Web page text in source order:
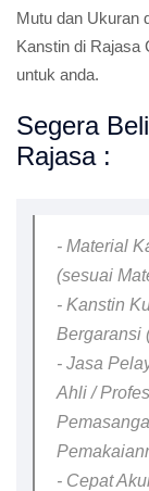
Mutu dan Ukuran
Kanstin di Rajasa
untuk anda.
Segera
Rajasa :
- Material
(sesuai
- Kanstin
Bergaransi
- Jasa
Ahli /
- Cepat